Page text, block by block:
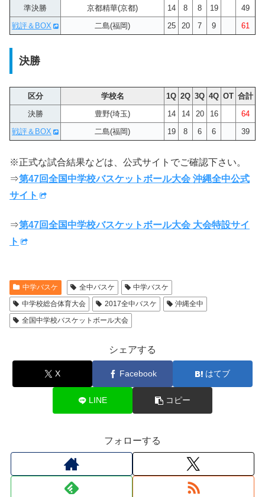
準決勝 京都精華(京都) 14 8 8 19
49
戦評＆BOX
二島(福岡) 25 20 7 9 61
決勝
区分 学校名 1Q 2Q 3Q 4Q OT 合計
決勝
豊野(埼玉) 14 14 20 16
64
戦評＆BOX
二島(福岡) 19 8 6 6 39
※正式な試合結果などは、公式サイトでご確認下さい。
⇒第47回全国中学校バスケットボール大会 沖縄全中公式
サイト
⇒第47回全国中学校バスケットボール大会 大会特設サイ
ト
中学バスケ 全中バスケ
中学バスケ
中学校総合体育大会
2017全中バスケ
沖縄全中
全国中学校バスケットボール大会
シェアする
X Facebook はてブ
LINE コピー
フォローする